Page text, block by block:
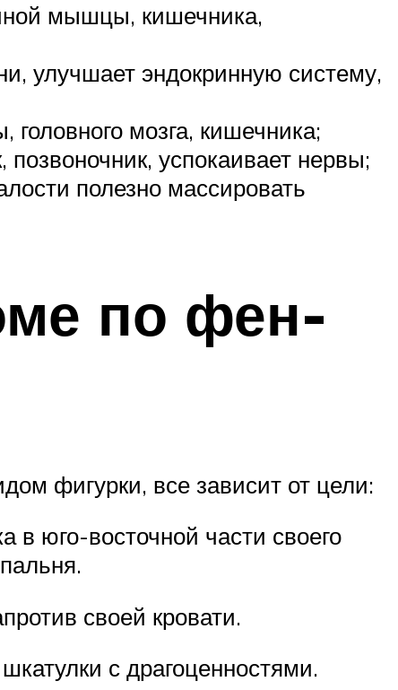
мышцы, кишечника,
улучшает эндокринную систему,
мозга, кишечника;
успокаивает нервы;
полезно массировать
по фен-
фигурки, все зависит от цели:
в юго-восточной части своего
своей кровати.
с драгоценностями.